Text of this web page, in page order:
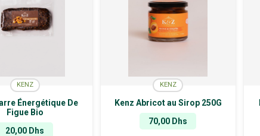
KENZ
Énergétique De
Figue Bio
20,00 Dhs
KENZ
Kenz Abricot au Sirop 250G
70,00 Dhs